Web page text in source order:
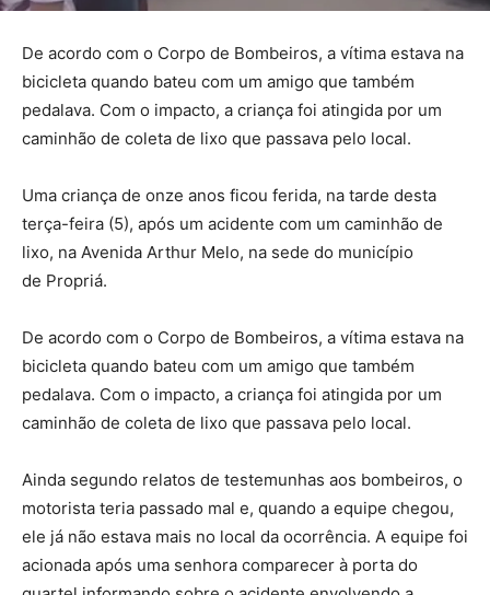
De acordo com o Corpo de Bombeiros, a vítima estava na
bicicleta quando bateu com um amigo que também
pedalava. Com o impacto, a criança foi atingida por um
caminhão de coleta de lixo que passava pelo local.
Uma criança de onze anos ficou ferida, na tarde desta
terça-feira (5), após um acidente com um caminhão de
lixo, na Avenida Arthur Melo, na sede do município
de Propriá.
De acordo com o Corpo de Bombeiros, a vítima estava na
bicicleta quando bateu com um amigo que também
pedalava. Com o impacto, a criança foi atingida por um
caminhão de coleta de lixo que passava pelo local.
Ainda segundo relatos de testemunhas aos bombeiros, o
motorista teria passado mal e, quando a equipe chegou,
ele já não estava mais no local da ocorrência. A equipe foi
acionada após uma senhora comparecer à porta do